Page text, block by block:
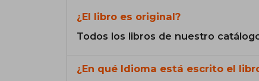
¿El libro es original?
Todos los libros de nuestro
¿En qué Idioma está escrito el